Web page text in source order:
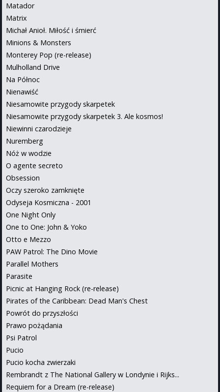
Matador
Matrix
Michał Anioł. Miłość i śmierć
Minions & Monsters
Monterey Pop (re-release)
Mulholland Drive
Na Północ
Nienawiść
Niesamowite przygody skarpetek
Niesamowite przygody skarpetek 3. Ale kosmos!
Niewinni czarodzieje
Nuremberg
Nóż w wodzie
O agente secreto
Obsession
Oczy szeroko zamknięte
Odyseja Kosmiczna - 2001
One Night Only
One to One: John & Yoko
Otto e Mezzo
PAW Patrol: The Dino Movie
Parallel Mothers
Parasite
Picnic at Hanging Rock (re-release)
Pirates of the Caribbean: Dead Man's Chest
Powrót do przyszłości
Prawo pożądania
Psi Patrol
Pucio
Pucio kocha zwierzaki
Rembrandt z The National Gallery w Londynie i Rijks...
Requiem for a Dream (re-release)